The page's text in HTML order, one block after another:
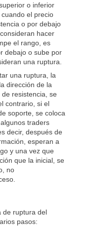
o inferior
el precio
o por debajo
hacer
el rango, es
debajo o sube por
una ruptura.
una ruptura, la
dirección de la
resistencia, se
contrario, si el
soporte, se coloca
traders
decir, después de
esperan a
y una vez que
que la inicial, se
no
de ruptura del
pasos: